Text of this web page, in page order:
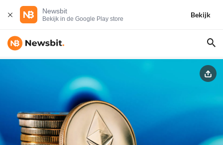
Newsbit
Bekijk in de Google Play store
Bekijk